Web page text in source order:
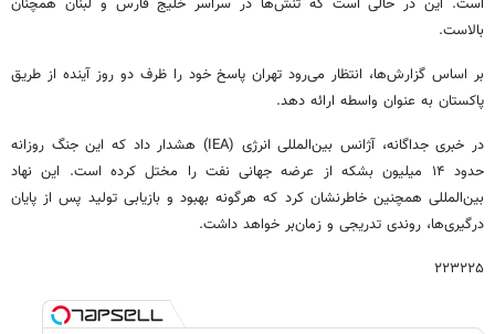
بالاست.
بر اساس گزارش‌ها، انتظار می‌رود تهران پاسخ خود را ظرف دو روز آینده از طریق
پاکستان به عنوان واسطه ارائه دهد.
در خبری جداگانه، آژانس بین‌المللی انرژی (IEA) هشدار داد که این جنگ روزانه
حدود ۱۴ میلیون بشکه از عرضه جهانی نفت را مختل کرده است. این نهاد
بین‌المللی همچنین خاطرنشان کرد که هرگونه بهبود و بازیابی تولید پس از پایان
درگیری‌ها، روندی تدریجی و زمان‌بر خواهد داشت.
۲۲۳۲۲۵